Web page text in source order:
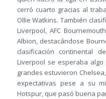
cerró cuarto gracias al
Ollie Watkins. También
Liverpool, AFC
Albion, destacándose
clasificación continental
Liverpool se esperaba
grandes estuvieron
expectativas pese a su
Hotspur, que pasó buena